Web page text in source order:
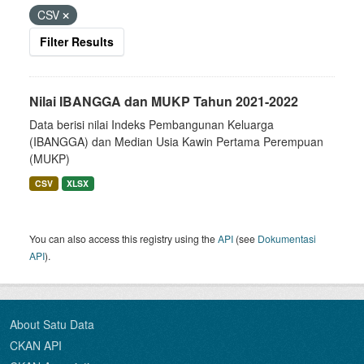
CSV
Filter Results
Nilai IBANGGA dan MUKP Tahun 2021-2022
Data berisi nilai Indeks Pembangunan Keluarga
(IBANGGA) dan Median Usia Kawin Pertama Perempuan
(MUKP)
CSV XLSX
You can also access this registry using theAPI (see Dokumentasi
API).
About Satu Data
CKAN API